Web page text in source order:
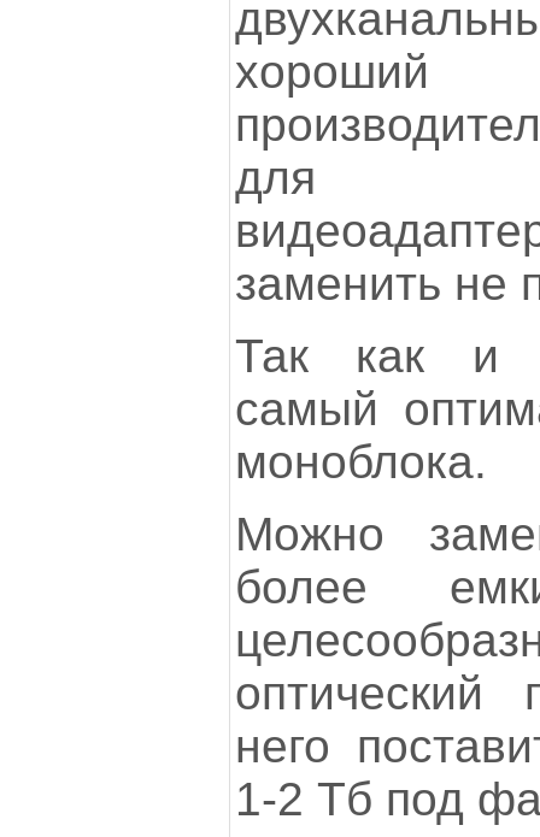
для
заменить не
Так как и
самый
моноблока.
Можно
более
него
1-2 Тб под